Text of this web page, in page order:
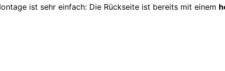
ist sehr einfach: Die Rückseite ist bereits mit einem